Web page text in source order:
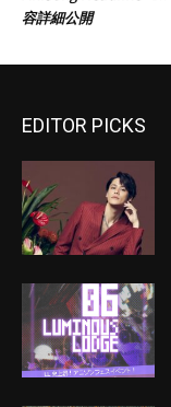
容詳細公開
EDITOR PICKS